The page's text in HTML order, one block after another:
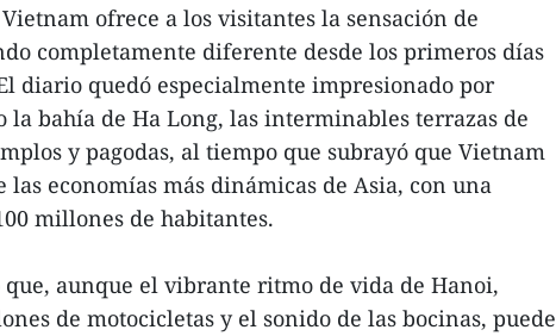
ofrece a los visitantes la sensación de
completamente diferente desde los primeros días
diario quedó especialmente impresionado por
la bahía de Ha Long, las interminables terrazas de
y pagodas, al tiempo que subrayó que Vietnam
las economías más dinámicas de Asia, con una
millones de habitantes.
aunque el vibrante ritmo de vida de Hanoi,
de motocicletas y el sonido de las bocinas, puede